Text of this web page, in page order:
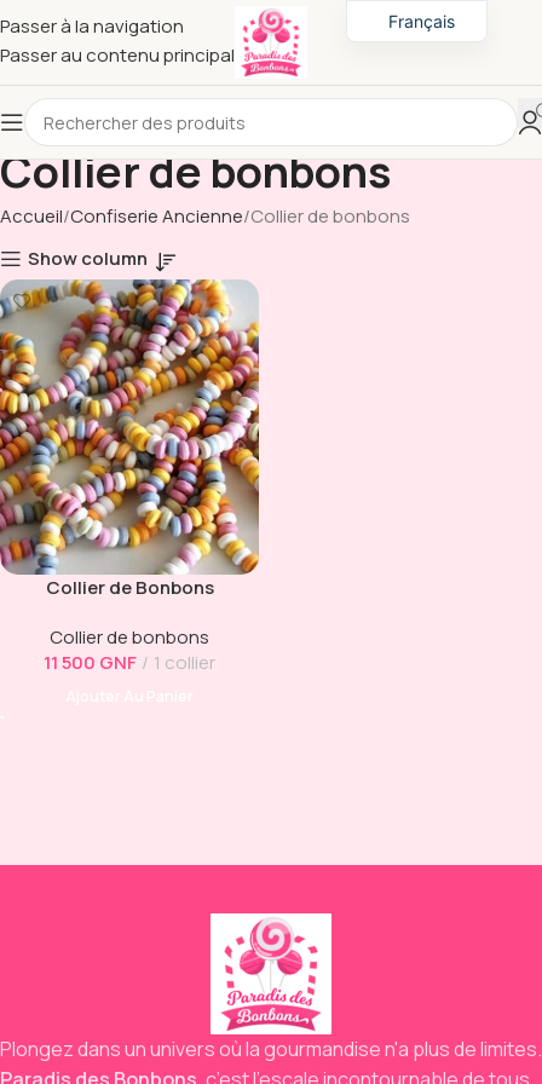
Passer à la navigation
Passer au contenu principal
Collier de bonbons
Accueil Confiserie Ancienne Collier de bonbons
Show column
Collier de Bonbons
Collier de bonbons
11 500 GNF 1 collier
Plongez dans un univers où la gourmandise n'a plus de limites.
Paradis des Bonbons c’est l’escale incontournable de tous
Français